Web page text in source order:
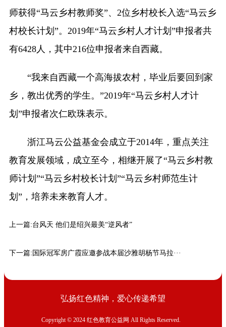
师获得“马云乡村教师奖”、2位乡村校长入选“马云乡
村校长计划”。2019年“马云乡村人才计划”申报者共
有6428人，其中216位申报者来自西藏。
“我来自西藏一个高海拔农村，毕业后要回到家
乡，教出优秀的学生。”2019年“马云乡村人才计
划”申报者次仁欧珠表示。
浙江马云公益基金会成立于2014年，重点关注
教育发展领域，成立至今，相继开展了“马云乡村教
师计划”“马云乡村校长计划”“马云乡村师范生计
划”，培养未来教育人才。
上一篇:台风天 他们是绍兴最美“逆风者”
下一篇: 国际冠军房广霞应邀参战本届沙雅胡杨节马拉···
弘扬红色精神，爱心传递希望
Copyright © 2024 红色教育公益网 All Rights Reserved.